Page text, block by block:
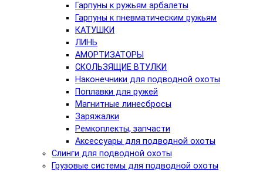
Гарпуны к ружьям арбалеты
Гарпуны к пневматическим ружьям
КАТУШКИ
ЛИНЬ
АМОРТИЗАТОРЫ
СКОЛЬЗЯЩИЕ ВТУЛКИ
Наконечники для подводной охоты
Поплавки для ружей
Магнитные линесбросы
Заряжалки
Ремкоплекты, запчасти
Аксессуары для подводной охоты
Слинги для подводной охоты
Грузовые системы для подводной охоты